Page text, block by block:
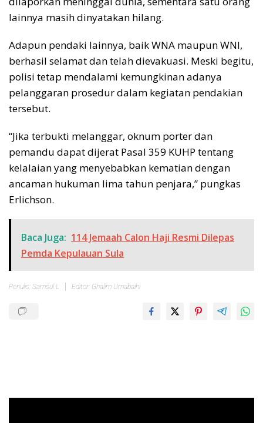
lainnya masih dinyatakan hilang.
Adapun pendaki lainnya, baik WNA maupun WNI,
berhasil selamat dan telah dievakuasi. Meski begitu,
polisi tetap mendalami kemungkinan adanya
pelanggaran prosedur dalam kegiatan pendakian
tersebut.
“Jika terbukti melanggar, oknum porter dan
pemandu dapat dijerat Pasal 359 KUHP tentang
kelalaian yang menyebabkan kematian dengan
ancaman hukuman lima tahun penjara,” pungkas
Erlichson.
Baca Juga: 114 Jemaah Calon Haji Resmi Dilepas
Pemda Kepulauan Sula
Penulis: Samsul L Editor: Ghalim Umabaihi